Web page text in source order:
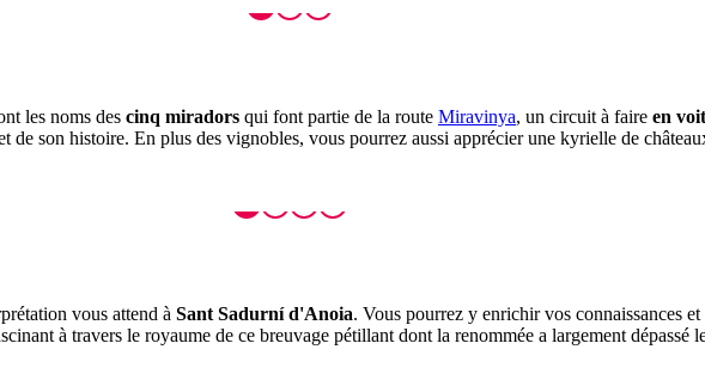
les noms des cinq miradors qui font partie de la route Miravinya, un circuit à faire en
de son histoire. En plus des vignobles, vous pourrez aussi apprécier une kyrielle de
vous attend à Sant Sadurní d'Anoia. Vous pourrez y enrichir vos connaissances
à travers le royaume de ce breuvage pétillant dont la renommée a largement dépassé